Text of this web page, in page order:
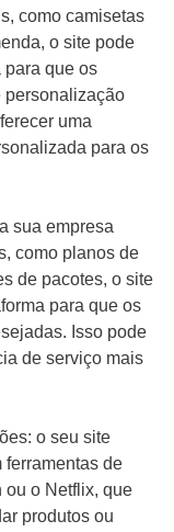
como camisetas
o site pode
para que os
personalização
uma
para os
sua empresa
como planos de
de pacotes, o site
para que os
Isso pode
de serviço mais
o seu site
ferramentas de
ou o Netflix, que
produtos ou